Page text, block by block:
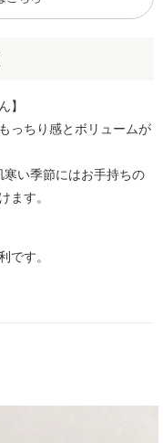
】
っちり感とボリュームが
い季節にはお手持ちの
ます。
です。